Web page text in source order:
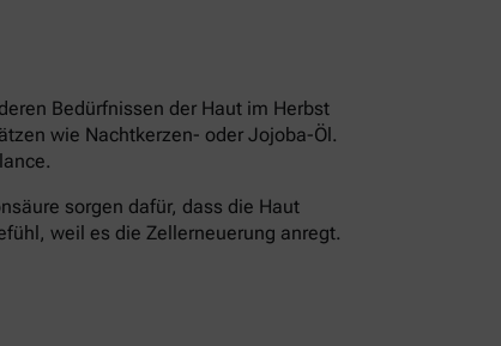
Bedürfnissen der Haut im Herbst
wie Nachtkerzen- oder Jojoba-Öl.
sorgen dafür, dass die Haut
weil es die Zellerneuerung anregt.